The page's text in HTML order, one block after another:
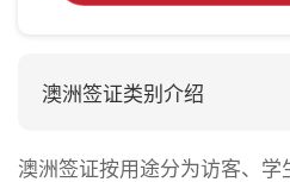
澳洲签证类别介绍
澳洲签证按用途分为访客、学